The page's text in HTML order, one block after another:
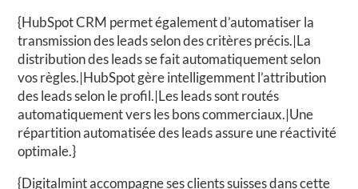
{HubSpot CRM permet également d’automatiser la
transmission des leads selon des critères précis.|La
distribution des leads se fait automatiquement selon
vos règles.|HubSpot gère intelligemment l’attribution
des leads selon le profil.|Les leads sont routés
automatiquement vers les bons commerciaux.|Une
répartition automatisée des leads assure une réactivité
optimale.}
{Digitalmint accompagne ses clients suisses dans cette